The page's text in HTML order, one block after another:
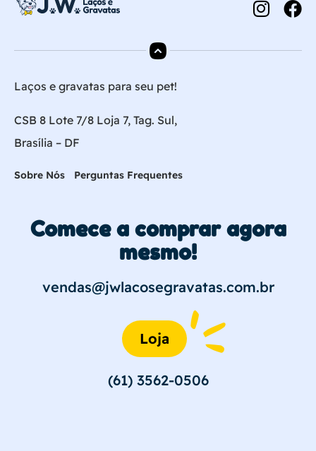
Laços e gravatas para seu pet!
CSB 8 Lote 7/8 Loja 7, Tag. Sul,
Brasília – DF
Sobre Nós Perguntas Frequentes
Comece a comprar agora
mesmo!
vendas@jwlacosegravatas.com.br
Loja
(61) 3562-0506